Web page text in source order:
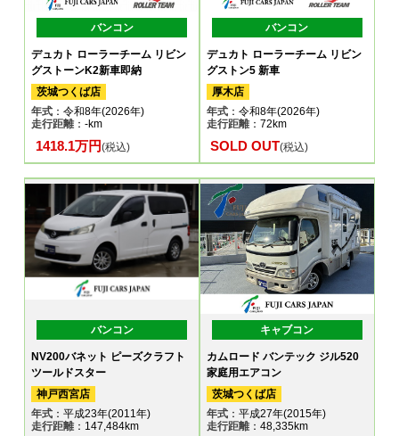
バンコン
デュカト ローラーチーム リビン
グストーンK2新車即納
茨城つくば店
年式 ：令和8年(2026年)
走行距離：-km
1418.1万円(税込)
バンコン
デュカト ローラーチーム リビン
グストン5 新車
厚木店
年式：令和8年(2026年)
走行距離：72km
SOLD OUT(税込)
バンコン
NV200バネット ピーズクラフト
ツールドスター
神戸西宮店
年式 ：平成23年(2011年)
走行距離：147,484km
キャブコン
カムロード バンテック ジル520
家庭用エアコン
茨城つくば店
年式：平成27年(2015年)
走行距離：48,335km